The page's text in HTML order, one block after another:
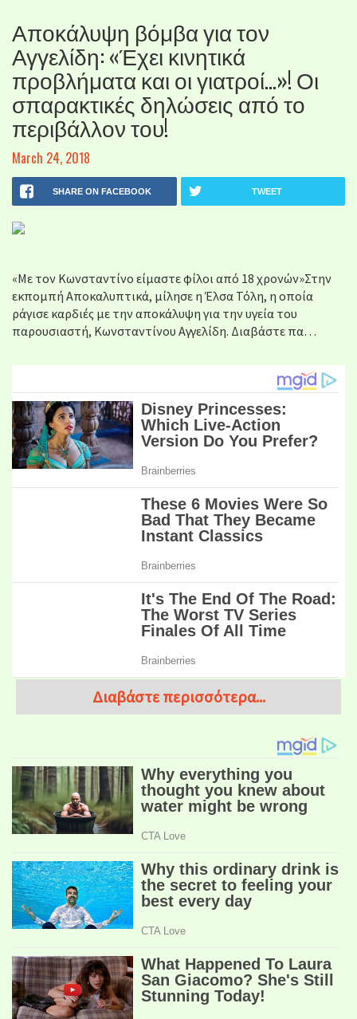
Αποκάλυψη βόμβα για τον
Αγγελίδη: «Έχει κινητικά
προβλήματα και οι γιατροί…»! Οι
σπαρακτικές δηλώσεις από το
περιβάλλον του!
March 24, 2018
SHARE ON FACEBOOK TWEET
«Με τον Κωνσταντίνο είμαστε φίλοι από 18 χρονών»Στην
εκπομπή Αποκαλυπτικά, μίλησε η Έλσα Τόλη, η οποία
ράγισε καρδιές με την αποκάλυψη για την υγεία του
παρουσιαστή, Κωνσταντίνου Αγγελίδη. Διαβάστε πα…
Διαβάστε περισσότερα...